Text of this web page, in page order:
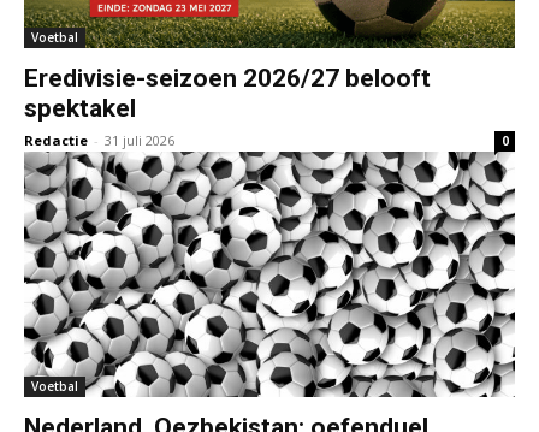
Voetbal
Eredivisie-seizoen 2026/27 belooft
spektakel
Redactie - 31 juli 2026 0
Voetbal